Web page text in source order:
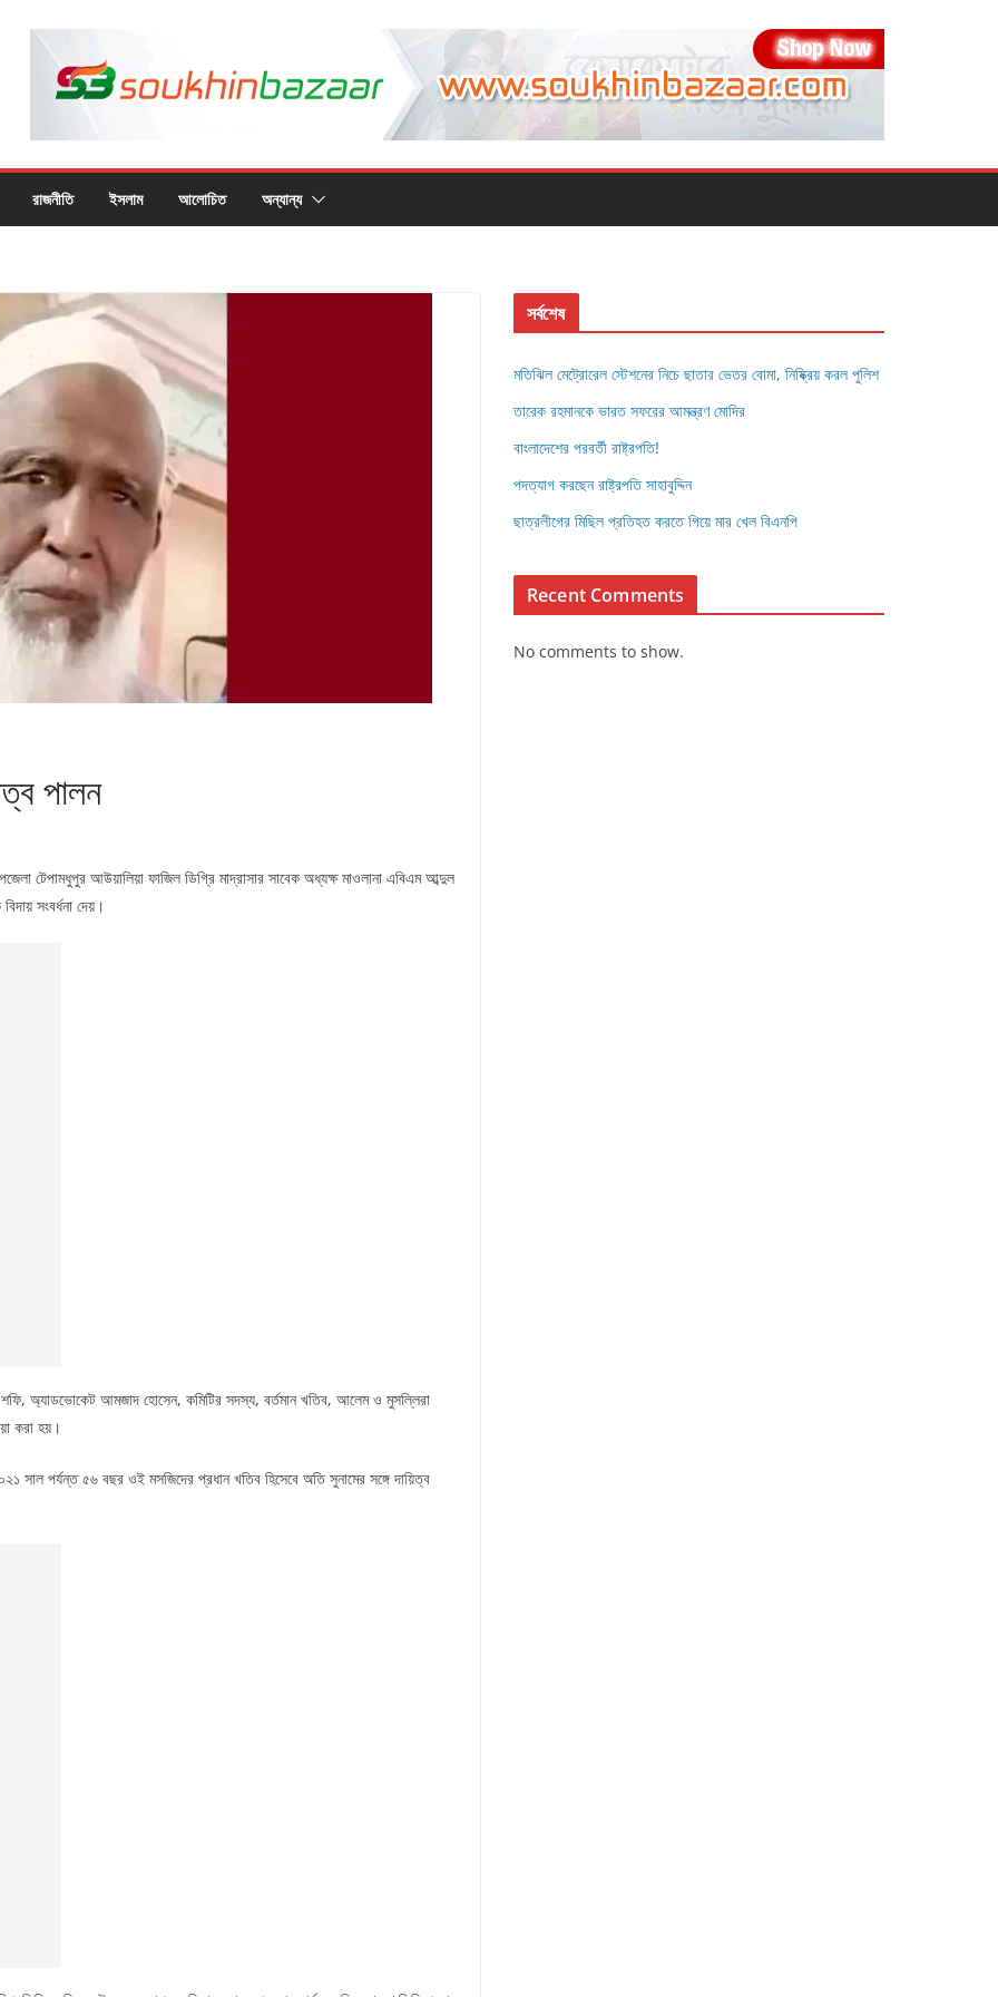
রাজনীতি ইসলাম আলোচিত অন্যান্য
পালন
টেপামধুপুর আউয়ালিয়া ফাজিল ডিগ্রি মাদ্রাসার সাবেক অধ্যক্ষ মাওলানা এবিএম আব্দুল
সংবর্ধনা দেয়।
অ্যাডভোকেট আমজাদ হোসেন, কমিটির সদস্য, বর্তমান খতিব, আলেম ও মুসল্লিরা
করা হয়।
সাল পর্যন্ত ৫৬ বছর ওই মসজিদের প্রধান খতিব হিসেবে অতি সুনামের সঙ্গে দায়িত্ব
সর্বশেষ
মতিঝিল মেট্রোরেল স্টেশনের নিচে ছাতার ভেতর বোমা, নিষ্ক্রিয় করল পুলিশ
তারেক রহমানকে ভারত সফরের আমন্ত্রণ মোদির
বাংলাদেশের পরবর্তী রাষ্ট্রপতি!
পদত্যাগ করছেন রাষ্ট্রপতি সাহাবুদ্দিন
ছাত্রলীগের মিছিল প্রতিহত করতে গিয়ে মার খেল বিএনপি
Recent Comments
No comments to show.